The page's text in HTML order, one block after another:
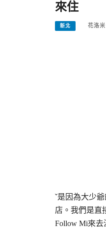
來住
新北 花洛米
ˇ是因為大少
店。我們是直
Follow Mi來去